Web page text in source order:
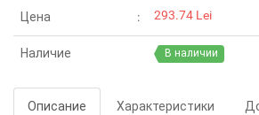
Цена 293.74 Lei
Наличие В наличии
Описание Характеристики